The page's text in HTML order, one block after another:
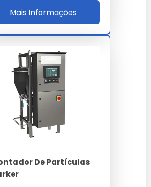
(classes 14/12/10 a 22/20/18), NAS
medindo simultaneamente
6, 14, 21, 38, 70 e 100 µm (c). O
horas sem drift mensurável.
ESPECIFICAÇÃO
Difração laser Mie -
imagem dinâmica
0.04 a 2500 µm
70 - 100 µm (c)
Mais Informações
De Partículas